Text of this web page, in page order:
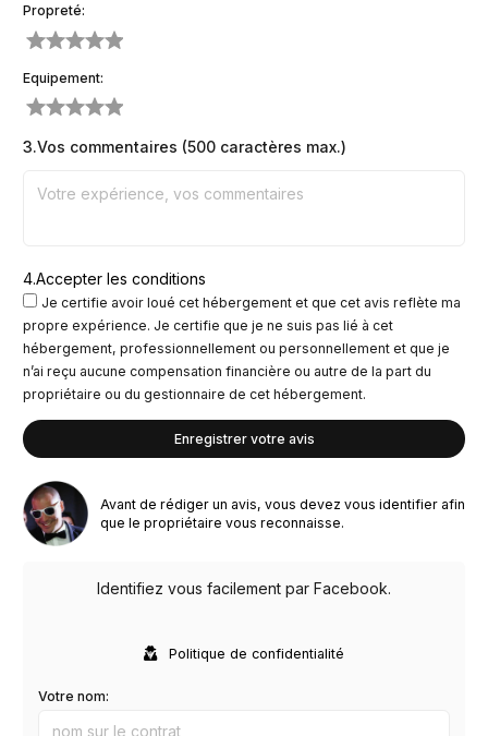
Propreté:
Equipement:
3.Vos commentaires (500 caractères max.)
4.Accepter les conditions
Je certifie avoir loué cet hébergement et que cet avis reflète ma
propre expérience. Je certifie que je ne suis pas lié à cet
hébergement, professionnellement ou personnellement et que je
n’ai reçu aucune compensation financière ou autre de la part du
propriétaire ou du gestionnaire de cet hébergement.
Avant de rédiger un avis, vous devez vous identifier afin
que le propriétaire vous reconnaisse.
Identifiez vous facilement par Facebook.
Politique de confidentialité
Votre nom: